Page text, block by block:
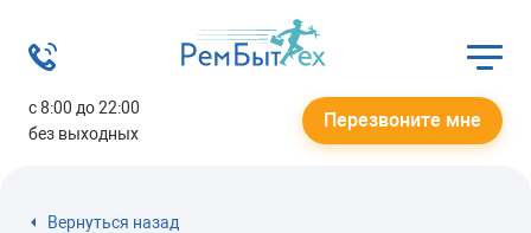
с 8:00 до 22:00
без выходных
Перезвоните мне
Вернуться назад